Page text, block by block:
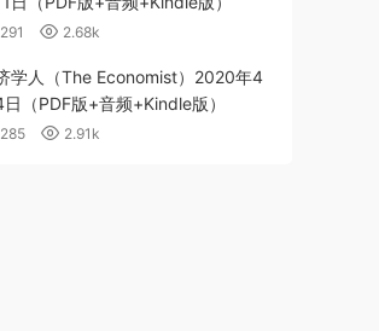
291 2.68k
学人（The Economist）2020年4
日（PDF版+音频+Kindle版）
285 2.91k